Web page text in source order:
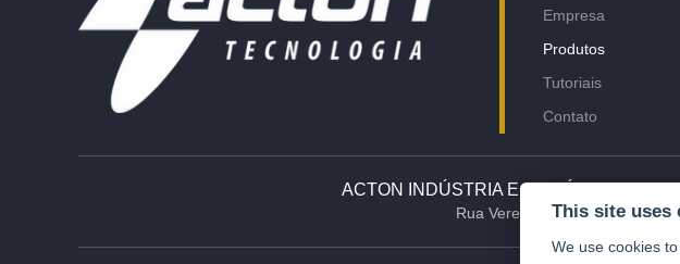
Empresa
Produtos
Tutoriais
Contato
ACTON INDÚSTRIA E COMÉRCIO DE
Rua Vereador Ariel Fragata,
This site uses
We use cookies